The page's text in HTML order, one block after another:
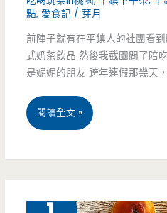
賣
三
天，
想
吃
靠
點, 愛食記 /芽月
前陣子就有在平鎮人的社團看
式奶茶飲品 然後我截圖問了陪
是妮妮的朋友 跨年連假那幾天
桃
閱讀全文 »